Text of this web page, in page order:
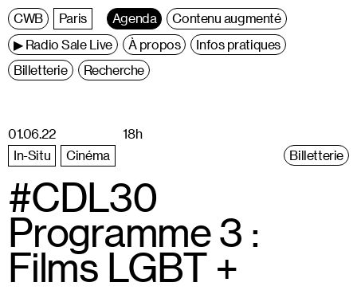
Centre
Wallonie
Bruxelles
Paris Agenda
Contenu augmenté
▶ Radio Sale Live
À propos
Infos pratiques
Billetterie
Recherche
01.06.22
18h
In-Situ
Cinéma Billetterie
#CDL30
Programme 3 :
Films LGBT +